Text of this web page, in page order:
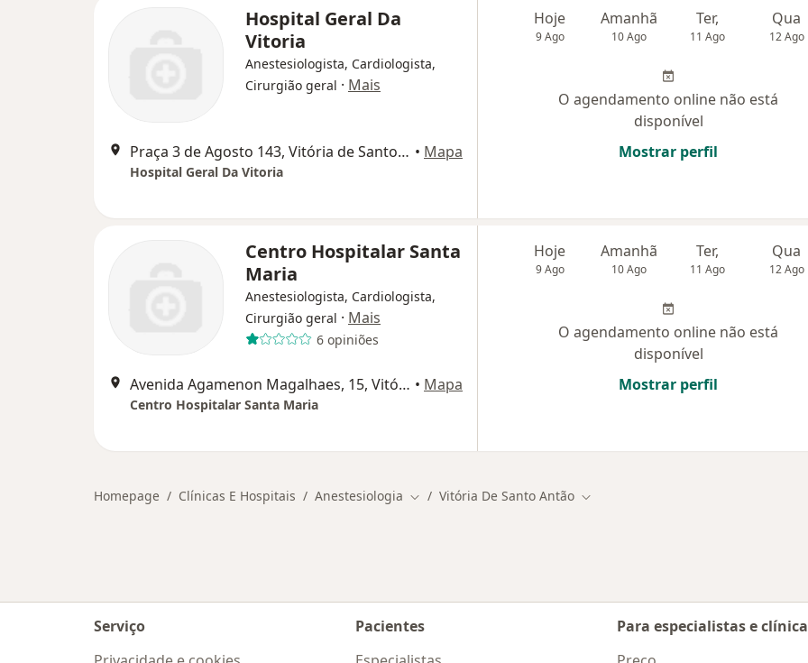
Hospital Geral Da
Vitoria
Anestesiologista, Cardiologista,
Cirurgião geral · Mais
Praça 3 de Agosto 143, Vitória de Santo Antão • Mapa
Hospital Geral Da Vitoria
Hoje
9 Ago
Amanhã
10 Ago
Ter,
11 Ago
Qua
12 Ago
O agendamento online não está
disponível
Mostrar perfil
Centro Hospitalar Santa
Maria
Anestesiologista, Cardiologista,
Cirurgião geral · Mais
6 opiniões
Avenida Agamenon Magalhaes, 15, Vitória de Santo Antão • Mapa
Centro Hospitalar Santa Maria
Hoje
9 Ago
Amanhã
10 Ago
Ter,
11 Ago
Qua
12 Ago
O agendamento online não está
disponível
Mostrar perfil
Homepage Clínicas E Hospitais Anestesiologia Mudar de cidade
Vitória De Santo Antão Mudar de cidade
Serviço
Pacientes
Para especialistas e